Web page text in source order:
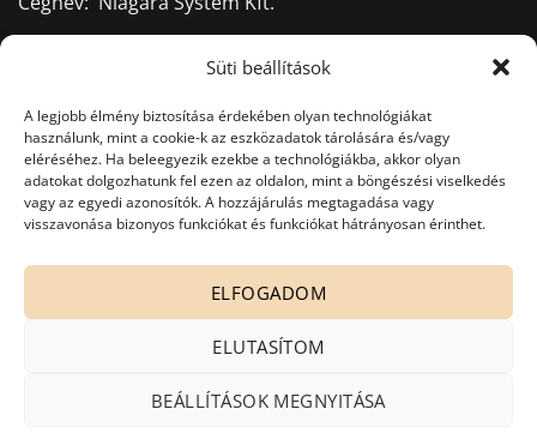
Süti beállítások
A legjobb élmény biztosítása érdekében olyan technológiákat
használunk, mint a cookie-k az eszközadatok tárolására és/vagy
eléréséhez. Ha beleegyezik ezekbe a technológiákba, akkor olyan
adatokat dolgozhatunk fel ezen az oldalon, mint a böngészési viselkedés
vagy az egyedi azonosítók. A hozzájárulás megtagadása vagy
visszavonása bizonyos funkciókat és funkciókat hátrányosan érinthet.
ELFOGADOM
ELUTASÍTOM
BEÁLLÍTÁSOK MEGNYITÁSA
Adószám: 13156668-2-09
Bankszámlaszám:
10403428-50526956-71541002
Adatkezelés nyilvántartási száma:
NAIH-82806/2015.
office@niagarasystem.hu
+36 52 535 712